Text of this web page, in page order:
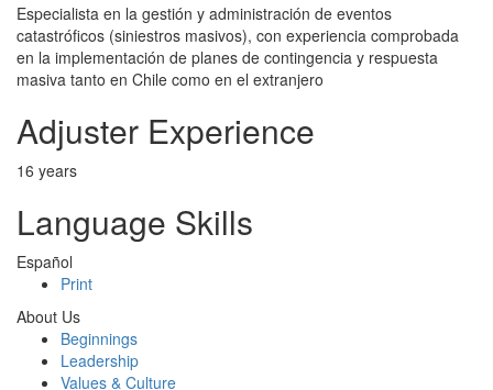
Especialista en la gestión y administración de eventos
catastróficos (siniestros masivos), con experiencia comprobada
en la implementación de planes de contingencia y respuesta
masiva tanto en Chile como en el extranjero
Adjuster Experience
16 years
Language Skills
Español
Print
About Us
Beginnings
Leadership
Values & Culture